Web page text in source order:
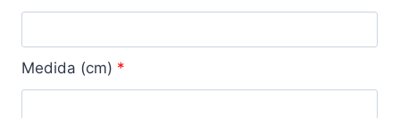
Medida (cm) *